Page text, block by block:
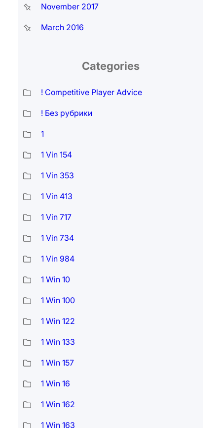
November 2017
March 2016
Categories
! Competitive Player Advice
! Без рубрики
1
1 Vin 154
1 Vin 353
1 Vin 413
1 Vin 717
1 Vin 734
1 Vin 984
1 Win 10
1 Win 100
1 Win 122
1 Win 133
1 Win 157
1 Win 16
1 Win 162
1 Win 163